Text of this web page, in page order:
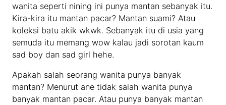
wanita seperti nining ini punya mantan sebanyak itu.
Kira-kira itu mantan pacar? Mantan suami? Atau
koleksi batu akik wkwk. Sebanyak itu di usia yang
semuda itu memang wow kalau jadi sorotan kaum
sad boy dan sad girl hehe.
Apakah salah seorang wanita punya banyak
mantan? Menurut ane tidak salah wanita punya
banyak mantan pacar. Atau punya banyak mantan